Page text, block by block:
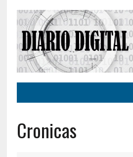
Cronicas